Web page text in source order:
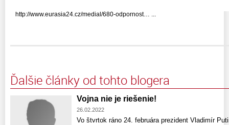
http://www.eurasia24.cz/medial/680-odpornost… ...
Ďalšie články od tohto blogera
Vojna nie je riešenie!
26.02.2022
Vo štvrtok ráno 24. februára prezident Vladimír